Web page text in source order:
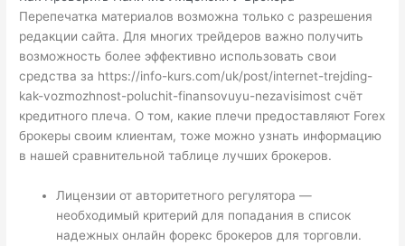
Перепечатка материалов возможна только с разрешения
редакции сайта. Для многих трейдеров важно получить
возможность более эффективно использовать свои
средства за https://info-kurs.com/uk/post/internet-trejding-
kak-vozmozhnost-poluchit-finansovuyu-nezavisimost счёт
кредитного плеча. О том, какие плечи предоставляют Forex
брокеры своим клиентам, тоже можно узнать информацию
в нашей сравнительной таблице лучших брокеров.
Лицензии от авторитетного регулятора —
необходимый критерий для попадания в список
надежных онлайн форекс брокеров для торговли.